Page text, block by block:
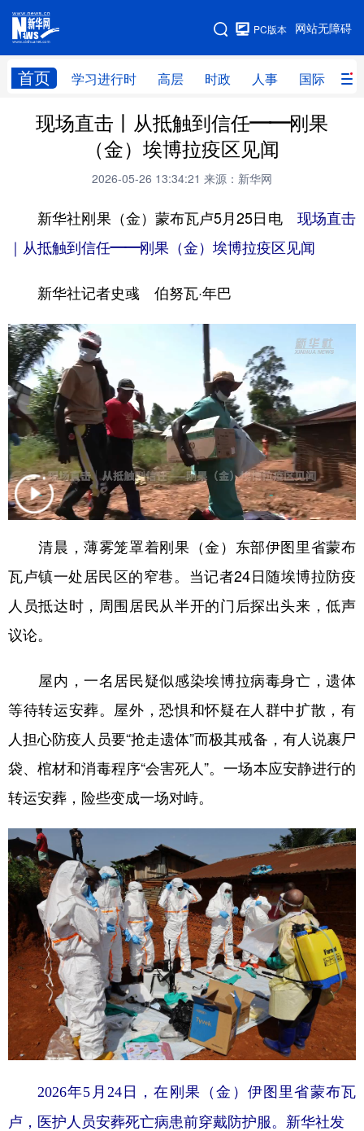
网站无障碍
PC版本
首页 学习进行时 高层 时政 人事 国际 财
网站地图
学习进行时 高层 时政 人事
财经 网评
科技 科创 量子 体育
文化 健康 军事
访谈 视频 图片
法律 中央文件 金融 汽车
食品 信息化
学术中国 乡村振兴 银龄 溯源中国
城市 旅游 能源
彩票 娱乐 悦读
公益 一带一路 亚太网 上市公司
山东 河南 湖北 湖南
广东 广西 海南 重庆
四川 贵州
陕西 宁夏
新疆 内蒙古 黑龙江
多语种频道
English Español Français عربى
Русский язык 日本語 한국어
Deutsch Português
现场直击丨从抵触到信任——刚果
（金）埃博拉疫区见闻
2026-05-26 13:34:21 来源：新华网
新华社刚果（金）蒙布瓦卢5月25日电现场直击
｜从抵触到信任——刚果（金）埃博拉疫区见闻
新华社记者史彧 伯努瓦·年巴
清晨，薄雾笼罩着刚果（金）东部伊图里省蒙布
瓦卢镇一处居民区的窄巷。当记者24日随埃博拉防疫
人员抵达时，周围居民从半开的门后探出头来，低声
议论。
屋内，一名居民疑似感染埃博拉病毒身亡，遗体
等待转运安葬。屋外，恐惧和怀疑在人群中扩散，有
人担心防疫人员要“抢走遗体”而极其戒备，有人说裹尸
袋、棺材和消毒程序“会害死人”。一场本应安静进行的
转运安葬，险些变成一场对峙。
2026年5月24日，在刚果（金）伊图里省蒙布瓦
卢，医护人员安葬死亡病患前穿戴防护服。新华社发